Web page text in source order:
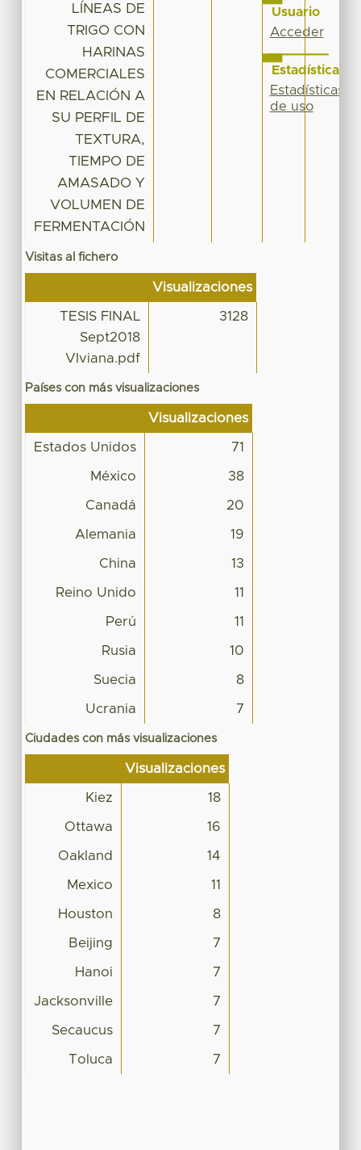
LÍNEAS DE
TRIGO CON
HARINAS
COMERCIALES
EN RELACIÓN A
SU PERFIL DE
TEXTURA,
TIEMPO DE
AMASADO Y
VOLUMEN DE
FERMENTACIÓN
Visitas al fichero
Visualizaciones
TESIS FINAL
Sept2018
VIviana.pdf
3128
Países con más visualizaciones
Visualizaciones
Estados Unidos 71
México 38
Canadá 20
Alemania 19
China 13
Reino Unido 11
Perú 11
Rusia 10
Suecia 8
Ucrania 7
Ciudades con más visualizaciones
Visualizaciones
Kiez 18
Ottawa 16
Oakland 14
Mexico 11
Houston 8
Beijing 7
Hanoi 7
Jacksonville 7
Secaucus 7
Toluca 7
Usuario
Acceder
Estadísticas
Estadísticas
de uso